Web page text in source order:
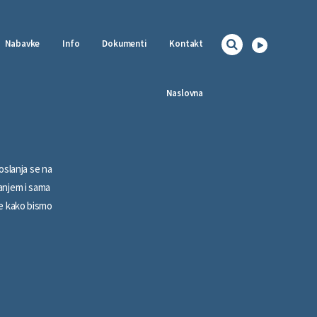
Kontakt
Dokumenti
Info
Nabavke
Naslovna
se na
i sama
kako bismo